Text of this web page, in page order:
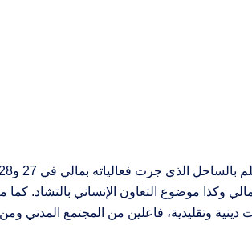
وكذا موضوع التعاون الإنساني بالتشاد.
وتقليدية، فاعلين من المجتمع المدني